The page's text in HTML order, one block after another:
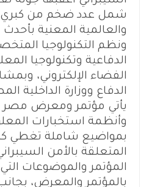
شمل عدد ضخم من كبري
والعالمية المعنية بأحدث
ونظم التكنولوجيا
الدفاعية وتكنولوجيا
الفضاء الإلكتروني،
الدفاع ووزارة الداخلية
يأتي مؤتمر ومعرض مصر
بمواضيع شاملة تغطي
المتعلقة بالأمن
المؤتمر والموضوعات
بالمؤتمر والمعرض،